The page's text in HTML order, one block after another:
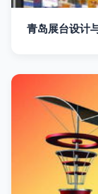
青岛展台设计